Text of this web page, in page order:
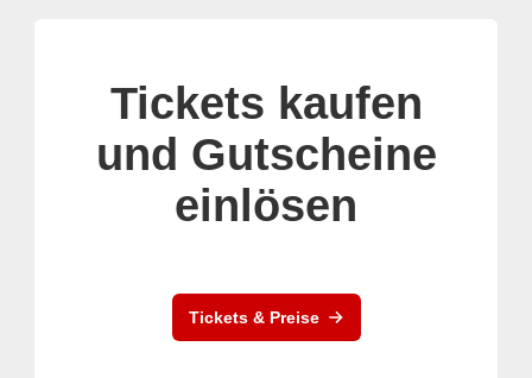
Tickets kaufen
und Gutscheine
einlösen
Tickets & Preise